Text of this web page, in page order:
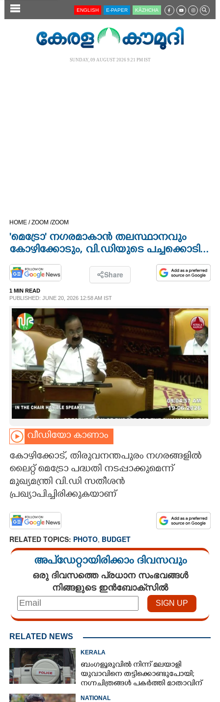
SECTIONS
LIFESTYLE
SPIRITUAL
INFO+
ASTRO
CARTOONS
LITERATURE
ZOOM
CONTACT US
ENGLISH E-PAPER KĀZHCHA
SUNDAY, 09 AUGUST 2026 9.21 PM IST
HOME /ZOOM /ZOOM
'മെട്രോ' നഗരമാകാൻ തലസ്ഥാനവും
കോഴിക്കോടും, വി.ഡിയുടെ പച്ചക്കൊടി...
Share
1 MIN READ
PUBLISHED: JUNE 20, 2026 12:58 AM IST
വീഡിയോ കാണാം
കോഴിക്കോട്, തിരുവനന്തപുരം നഗരങ്ങളിൽ
ലൈറ്റ് മെട്രോ പദ്ധതി നടപ്പാക്കുമെന്ന്
മുഖ്യമന്ത്രി വി.ഡി സതീശൻ
പ്രഖ്യാപിച്ചിരിക്കുകയാണ്
RELATED TOPICS: PHOTO, BUDGET
അപ്ഡേറ്റായിരിക്കാം ദിവസവും
ഒരു ദിവസത്തെ പ്രധാന സംഭവങ്ങൾ
നിങ്ങളുടെ ഇൻബോക്സിൽ
RELATED NEWS
KERALA
ബംഗളൂരുവിൽ നിന്ന് മലയാളി
യുവാവിനെ തട്ടിക്കൊണ്ടുപോയി;
നഗ്നചിത്രങ്ങൾ പകർത്തി മാതാവിന്
NATIONAL